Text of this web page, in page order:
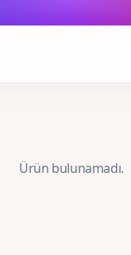
Ürün bulunamadı.